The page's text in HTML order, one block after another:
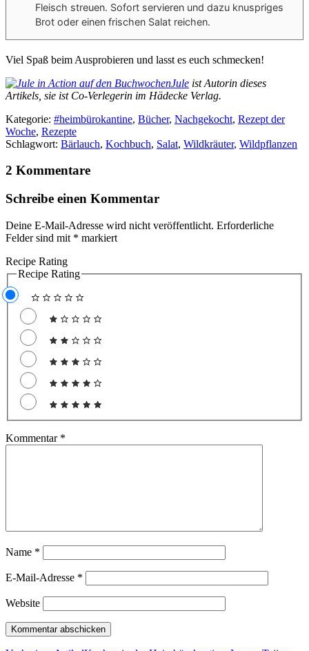
Fleisch streuen. Sofort servieren und dazu knuspriges
Brot oder einen frischen Salat reichen.
Viel Spaß beim Ausprobieren und lasst es euch schmecken!
Jule ist Autorin dieses
Artikels, sie ist Co-Verlegerin im Hädecke Verlag.
Kategorie: #heimbürokantine, Bücher, Nachgekocht, Rezept der
Woche, Rezepte
Schlagwort: Bärlauch, Kochbuch, Salat, Wildkräuter, Wildpflanzen
2 Kommentare
Schreibe einen Kommentar
Deine E-Mail-Adresse wird nicht veröffentlicht. Erforderliche
Felder sind mit * markiert
Recipe Rating
Recipe Rating
Kommentar *
Name *
E-Mail-Adresse *
Website